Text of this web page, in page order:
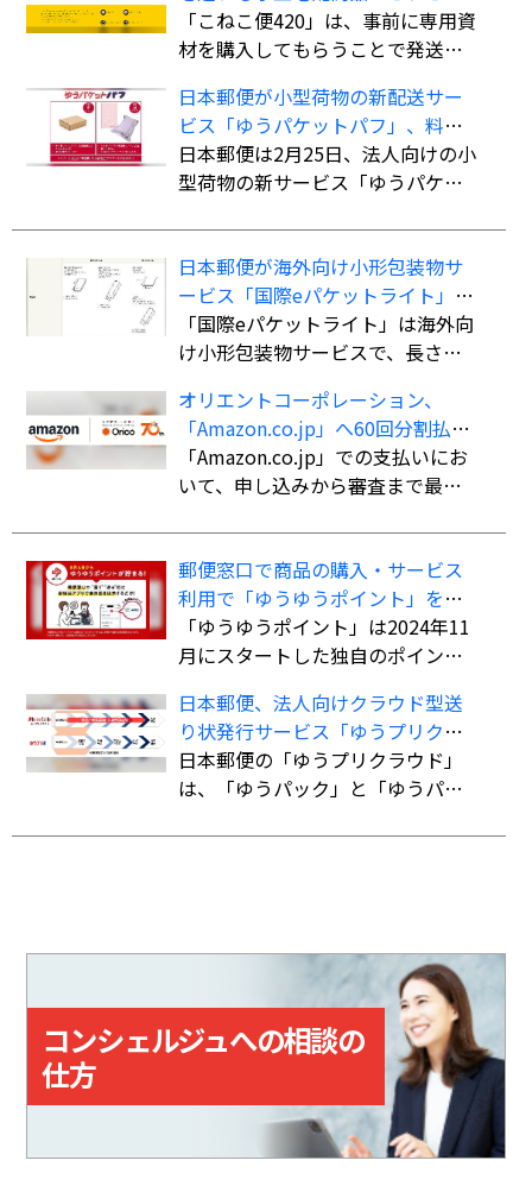
420」を全国展開
「こねこ便420」は、事前に専用資
材を購入してもらうことで発送時
全国一律420円で商品を配送する小
型宅配商品。法人、個人事業主の
ほか、個人も利用可能。
日本郵便が小型荷物の新配送サー
ビス「ゆうパケットパフ」、料金
は全国一律で「ゆうパック」より
も“お得”
日本郵便は2月25日、法人向けの小
型荷物の新サービス「ゆうパケッ
日本郵便が海外向け小形包装物サ
ービス「国際eパケットライト」の
取扱国・地域を計138か国・地域に
拡大
「国際eパケットライト」は海外向
け小形包装物サービスで、長さ・
大60cm）、重さ2kgまでの荷物を
航空便扱いで送ることができる。
書留扱いの「国際eパケット」より
も低料金で利用でき、追跡サービ
オリエントコーポレーション、
「Amazon.co.jp」へ60回分割払い
ができる決済手段「オリコ分割払
い」を導入
「Amazon.co.jp」での支払いにお
いて、申し込みから審査まで最短5
ド不要で最大60回までの分割払い
が可能になる。
郵便窓口で商品の購入・サービス
利用で「ゆうゆうポイント」を付
与、「ゆうちょPayポイント」への
交換も開始
「ゆうゆうポイント」は2024年11
月にスタートした独自のポイント
プリ」の会員証を提示した上で、
対象商品を購入、またはサービス
を利用すると、購入・利用総額に
応じてポイントが貯まる。
日本郵便、法人向けクラウド型送
り状発行サービス「ゆうプリクラ
ウド」
日本郵便の「ゆうプリクラウド」
は、「ゆうパック」と「ゆうパケ
きるクラウドサービス。「指定場
取をサポートする機能も備えてい
コンシェルジュへの相談の
仕方